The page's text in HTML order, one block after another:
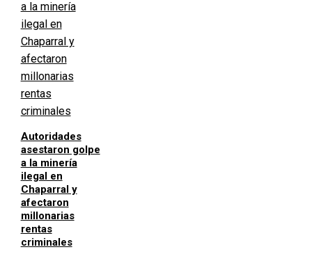
Autoridades
asestaron golpe
a la minería
ilegal en
Chaparral y
afectaron
millonarias
rentas
criminales